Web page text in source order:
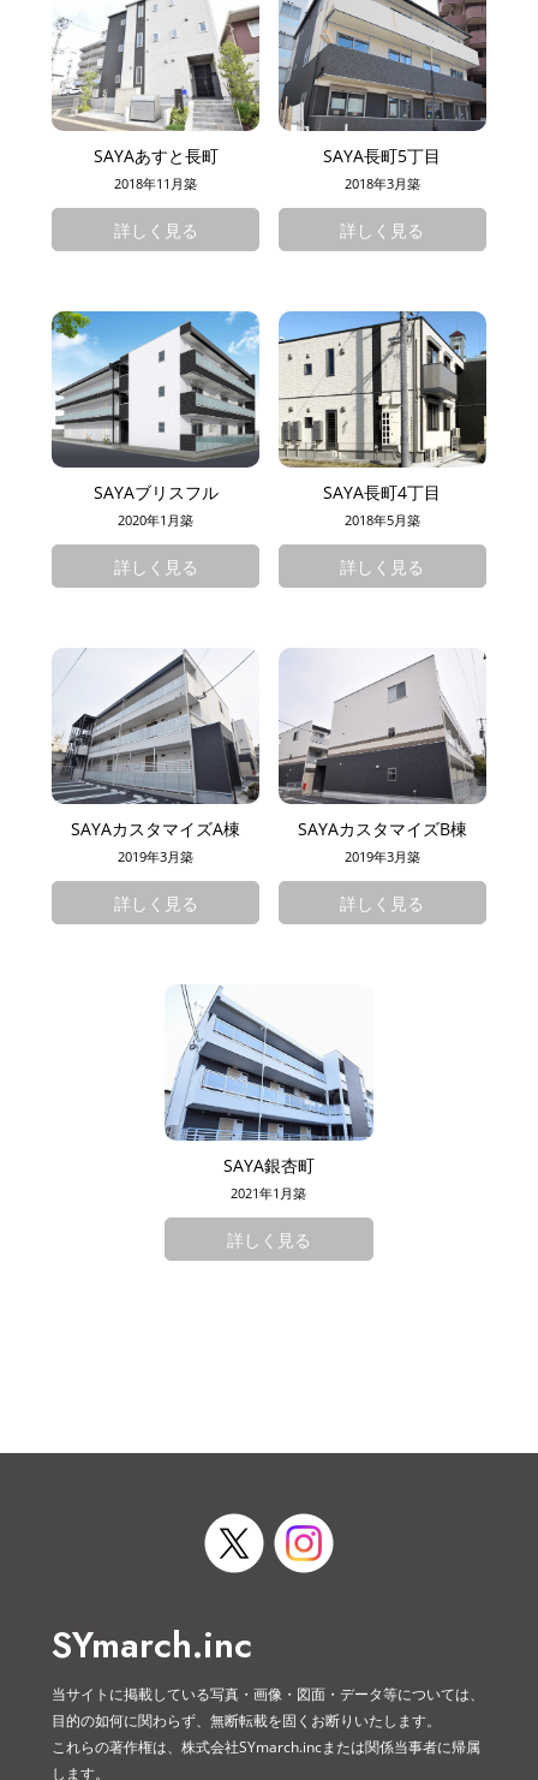
SAYAあすと長町
2018年11月築
詳しく見る
SAYA長町5丁目
2018年3月築
詳しく見る
SAYAブリスフル
2020年1月築
詳しく見る
SAYA長町4丁目
2018年5月築
詳しく見る
SAYAカスタマイズA棟
2019年3月築
詳しく見る
SAYAカスタマイズB棟
2019年3月築
詳しく見る
SAYA銀杏町
2021年1月築
詳しく見る
SYmarch.inc
当サイトに掲載している写真・画像・図面・データ等については、
目的の如何に関わらず、無断転載を固くお断りいたします。
これらの著作権は、株式会社SYmarch.incまたは関係当事者に帰属
します。